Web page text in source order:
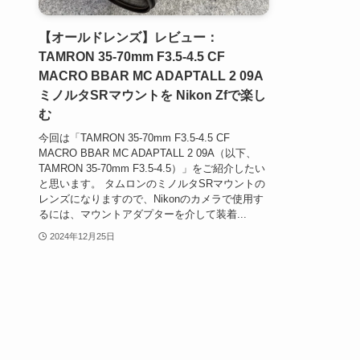
【オールドレンズ】レビュー：
TAMRON 35-70mm F3.5-4.5 CF
MACRO BBAR MC ADAPTALL 2 09A
ミノルタSRマウントを Nikon Zfで楽し
む
今回は「TAMRON 35-70mm F3.5-4.5 CF
MACRO BBAR MC ADAPTALL 2 09A（以下、
TAMRON 35-70mm F3.5-4.5）」をご紹介したい
と思います。 タムロンのミノルタSRマウントの
レンズになりますので、Nikonのカメラで使用す
るには、マウントアダプターを介して装着...
2024年12月25日